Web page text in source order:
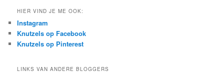
HIER VIND JE ME OOK:
Instagram
Knutzels op Facebook
Knutzels op Pinterest
LINKS VAN ANDERE BLOGGERS